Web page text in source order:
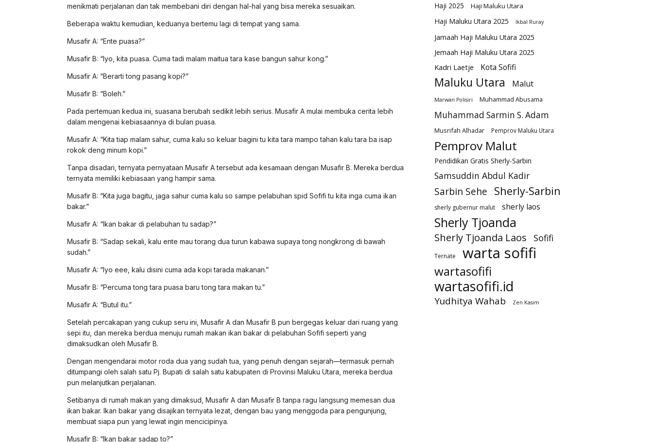
menikmati perjalanan dan tak membebani diri dengan hal-hal yang bisa mereka sesuaikan.
Beberapa waktu kemudian, keduanya bertemu lagi di tempat yang sama.
Musafir A: “Ente puasa?”
Musafir B: “Iyo, kita puasa. Cuma tadi malam maitua tara kase bangun sahur kong.”
Musafir A: “Berarti tong pasang kopi?”
Musafir B: “Boleh.”
Pada pertemuan kedua ini, suasana berubah sedikit lebih serius. Musafir A mulai membuka cerita lebih
dalam mengenai kebiasaannya di bulan puasa.
Musafir A: “Kita tiap malam sahur, cuma kalu so keluar bagini tu kita tara mampo tahan kalu tara ba isap
rokok deng minum kopi.”
Tanpa disadari, ternyata pernyataan Musafir A tersebut ada kesamaan dengan Musafir B. Mereka berdua
ternyata memiliki kebiasaan yang hampir sama.
Musafir B: “Kita juga bagitu, jaga sahur cuma kalu so sampe pelabuhan spid Sofifi tu kita inga cuma ikan
bakar.”
Musafir A: “Ikan bakar di pelabuhan tu sadap?”
Musafir B: “Sadap sekali, kalu ente mau torang dua turun kabawa supaya tong nongkrong di bawah
sudah.”
Musafir A: “Iyo eee, kalu disini cuma ada kopi tarada makanan.”
Musafir B: “Percuma tong tara puasa baru tong tara makan tu.”
Musafir A: “Butul itu.”
Setelah percakapan yang cukup seru ini, Musafir A dan Musafir B pun bergegas keluar dari ruang yang
sepi itu, dan mereka berdua menuju rumah makan ikan bakar di pelabuhan Sofifi seperti yang
dimaksudkan oleh Musafir B.
Dengan mengendarai motor roda dua yang sudah tua, yang penuh dengan sejarah—termasuk pernah
ditumpangi oleh salah satu Pj. Bupati di salah satu kabupaten di Provinsi Maluku Utara, mereka berdua
pun melanjutkan perjalanan.
Setibanya di rumah makan yang dimaksud, Musafir A dan Musafir B tanpa ragu langsung memesan dua
ikan bakar. Ikan bakar yang disajikan ternyata lezat, dengan bau yang menggoda para pengunjung,
membuat siapa pun yang lewat ingin mencicipinya.
Musafir B: “Ikan bakar sadap to?”
Haji 2025 Haji Maluku Utara
Haji Maluku Utara 2025 Ikbal Ruray
Jamaah Haji Maluku Utara 2025
Jemaah Haji Maluku Utara 2025
Kadri Laetje Kota Sofifi
Maluku Utara Malut
Marwan Polisiri Muhammad Abusama
Muhammad Sarmin S. Adam
Musrifah Alhadar Pemprov Maluku Utara
Pemprov Malut
Pendidikan Gratis Sherly-Sarbin
Samsuddin Abdul Kadir
Sarbin Sehe Sherly-Sarbin
sherly gubernur malut sherly laos
Sherly Tjoanda
Sherly Tjoanda Laos Sofifi
Ternate warta sofifi
wartasofifi
wartasofifi.id
Yudhitya Wahab Zen Kasim